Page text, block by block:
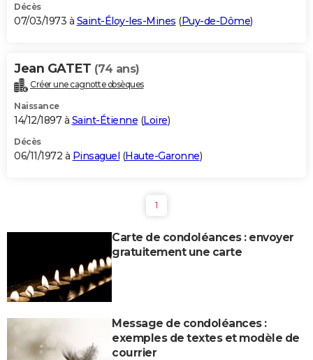
Décès
07/03/1973 à Saint-Éloy-les-Mines (Puy-de-Dôme)
Jean GATET (74 ans)
Créer une cagnotte obsèques
Naissance
14/12/1897 à Saint-Étienne (Loire)
Décès
06/11/1972 à Pinsaguel (Haute-Garonne)
1
Carte de condoléances : envoyer
gratuitement une carte
Message de condoléances :
exemples de textes et modèle de
courrier